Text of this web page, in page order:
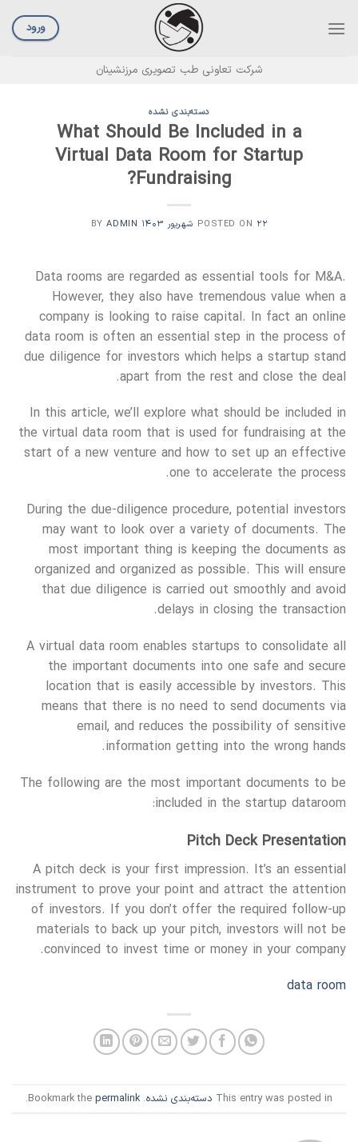
ورود
شرکت تعاونی طب تصویری مرزنشینان
دسته‌بندی نشده
What Should Be Included in a
Virtual Data Room for Startup
Fundraising?
POSTED ON ۲۲ شهریور ۱۴۰۳ ADMIN
Data rooms are regarded as essential tools for M&A.
However, they also have tremendous value when a
company is looking to raise capital. In fact an online
data room is often an essential step in the process of
due diligence for investors which helps a startup stand
apart from the rest and close the deal.
In this article, we’ll explore what should be included in
the virtual data room that is used for fundraising at the
start of a new venture and how to set up an effective
one to accelerate the process.
During the due-diligence procedure, potential investors
may want to look over a variety of documents. The
most important thing is keeping the documents as
organized and organized as possible. This will ensure
that due diligence is carried out smoothly and avoid
delays in closing the transaction.
A virtual data room enables startups to consolidate all
the important documents into one safe and secure
location that is easily accessible by investors. This
means that there is no need to send documents via
email, and reduces the possibility of sensitive
information getting into the wrong hands.
The following are the most important documents to be
included in the startup dataroom:
Pitch Deck Presentation
A pitch deck is your first impression. It’s an essential
instrument to prove your point and attract the attention
of investors. If you don’t offer the required follow-up
materials to back up your pitch, investors will not be
convinced to invest time or money in your company.
data room
This entry was posted in دسته‌بندی نشده. Bookmark the
permalink
.